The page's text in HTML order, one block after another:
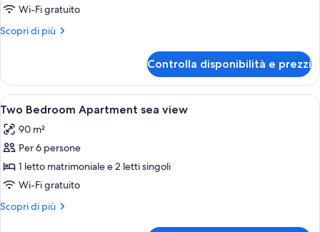
Wi-Fi gratuito
Scopri di più
Altri
Controlla disponibilità e prezzi
Apri
tutte
le
foto
per
Two
Bedroom
Apartment
Una cassaforte in camera, culle/letti
6
Two Bedroom Apartment sea view
90 m²
Per 6 persone
1 letto matrimoniale e 2 letti singoli
Wi-Fi gratuito
Scopri di più
Altri